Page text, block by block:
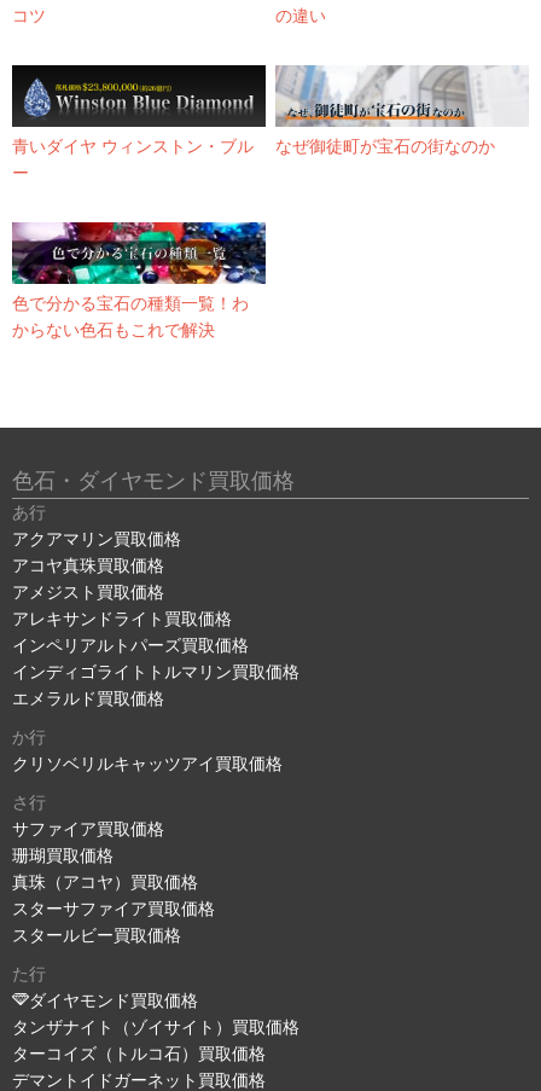
コツ
の違い
青いダイヤ ウィンストン・ブル
ー
なぜ御徒町が宝石の街なのか
色で分かる宝石の種類一覧！わ
からない色石もこれで解決
色石・ダイヤモンド買取価格
あ行
アクアマリン買取価格
アコヤ真珠買取価格
アメジスト買取価格
アレキサンドライト買取価格
インペリアルトパーズ買取価格
インディゴライトトルマリン買取価格
エメラルド買取価格
か行
クリソベリルキャッツアイ買取価格
さ行
サファイア買取価格
珊瑚買取価格
真珠（アコヤ）買取価格
スターサファイア買取価格
スタールビー買取価格
た行
ダイヤモンド買取価格
タンザナイト（ゾイサイト）買取価格
ターコイズ（トルコ石）買取価格
デマントイドガーネット買取価格